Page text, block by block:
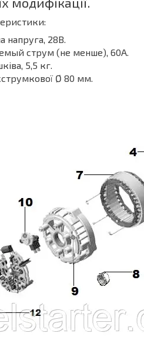
напруга, 28В.
струм (не менше), 60А.
5,5 кг.
Ø 80 мм.